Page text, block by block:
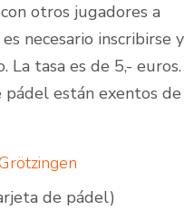
otros jugadores a
necesario inscribirse y
La tasa es de 5,- euros.
están exentos de
de pádel)